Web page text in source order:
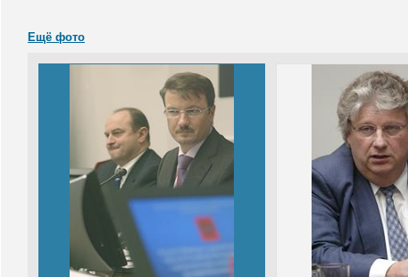
Ещё фото